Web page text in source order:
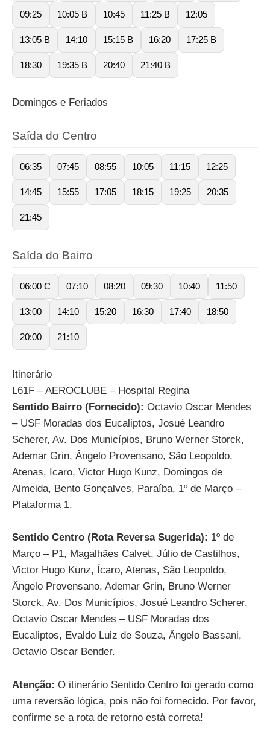
09:25 10:05 B 10:45 11:25 B 12:05
13:05 B 14:10 15:15 B 16:20 17:25 B
18:30 19:35 B 20:40 21:40 B
Domingos e Feriados
Saída do Centro
06:35 07:45 08:55 10:05 11:15 12:25
14:45 15:55 17:05 18:15 19:25 20:35
21:45
Saída do Bairro
06:00 C 07:10 08:20 09:30 10:40 11:50
13:00 14:10 15:20 16:30 17:40 18:50
20:00 21:10
Itinerário
L61F – AEROCLUBE – Hospital Regina
Sentido Bairro (Fornecido): Octavio Oscar Mendes
– USF Moradas dos Eucaliptos, Josué Leandro
Scherer, Av. Dos Municípios, Bruno Werner Storck,
Ademar Grin, Ângelo Provensano, São Leopoldo,
Atenas, Icaro, Victor Hugo Kunz, Domingos de
Almeida, Bento Gonçalves, Paraíba, 1º de Março –
Plataforma 1.
Sentido Centro (Rota Reversa Sugerida): 1º de
Março – P1, Magalhães Calvet, Júlio de Castilhos,
Victor Hugo Kunz, Ícaro, Atenas, São Leopoldo,
Ângelo Provensano, Ademar Grin, Bruno Werner
Storck, Av. Dos Municípios, Josué Leandro Scherer,
Octavio Oscar Mendes – USF Moradas dos
Eucaliptos, Evaldo Luiz de Souza, Ângelo Bassani,
Octavio Oscar Bender.
Atenção: O itinerário Sentido Centro foi gerado como
uma reversão lógica, pois não foi fornecido. Por favor,
confirme se a rota de retorno está correta!